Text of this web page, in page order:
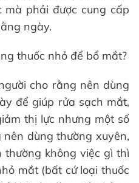
mà phải được cung cấp
ngày.
thuốc nhỏ để bổ mắt?
cho rằng nên dùng
để giúp rửa sạch mắt,
thị lực nhưng một số
dùng thường xuyên,
thường không việc gì thì
mắt (bất cứ loại thuốc